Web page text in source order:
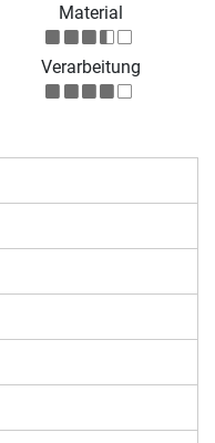
Material
Verarbeitung